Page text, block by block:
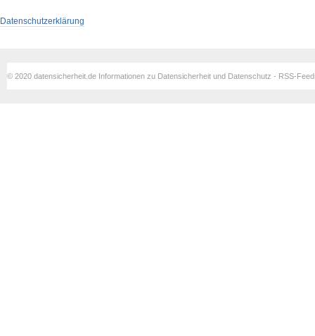
Datenschutzerklärung
© 2020 datensicherheit.de Informationen zu Datensicherheit und Datenschutz - RSS-